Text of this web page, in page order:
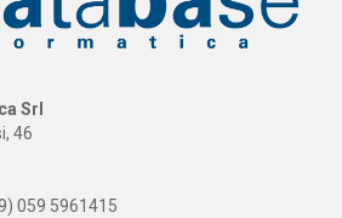
Srl
46
059 5961415